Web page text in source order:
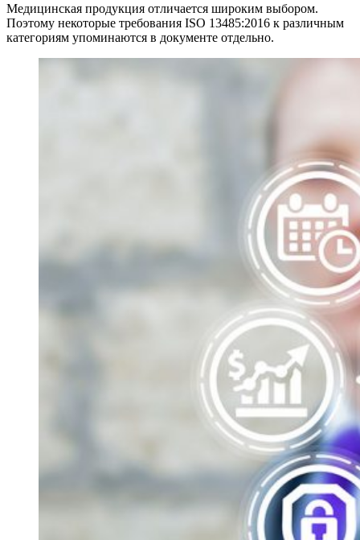
Медицинская продукция отличается широким выбором.
Поэтому некоторые требования ISO 13485:2016 к различным
категориям упоминаются в документе отдельно.